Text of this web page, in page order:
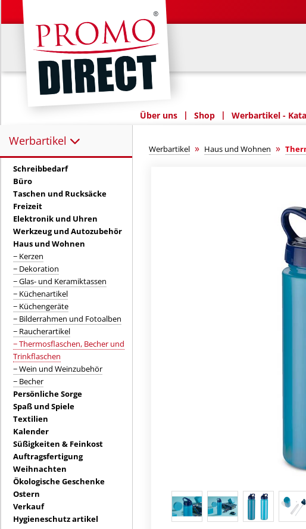
Über uns | Shop | Werbartikel -
Werbartikel
Werbartikel:
Schreibbedarf
Büro
Taschen und Rucksäcke
Freizeit
Elektronik und Uhren
Werkzeug und Autozubehör
Haus und Wohnen
− Kerzen
− Dekoration
− Glas- und Keramiktassen
− Küchenartikel
− Küchengeräte
− Bilderrahmen und Fotoalben
− Raucherartikel
− Thermosflaschen, Becher und
Trinkflaschen
− Wein und Weinzubehör
− Becher
Persönliche Sorge
Spaß und Spiele
Textilien
Kalender
Süßigkeiten & Feinkost
Auftragsfertigung
Weihnachten
Ökologische Geschenke
Ostern
Verkauf
Hygieneschutz artikel
Werbartikel » Haus und Wohnen »